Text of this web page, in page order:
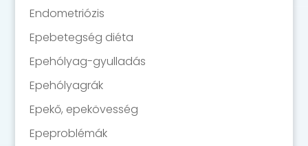
Endometriózis
Epebetegség diéta
Epehólyag-gyulladás
Epehólyagrák
Epekő, epekövesség
Epeproblémák